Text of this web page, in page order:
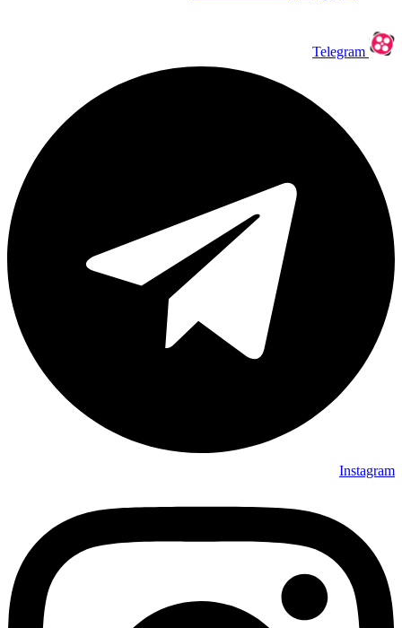
Telegram
Instagram